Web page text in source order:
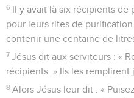
6 Il y avait là six récipients
pour leurs rites de
contenir une centaine de
7 Jésus dit aux serviteurs : «
récipients. » Ils les remplirent
8 Alors Jésus leur dit : «